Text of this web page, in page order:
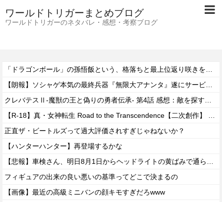
ワールドトリガーまとめブログ
ワールドトリガーのネタバレ・感想・考察ブログ
正直ザ・ビートルズって過大評価されすぎじゃねないか？
【ハンターハンター】再登場するかな
フィギュアの出来の良い悪いの基準ってどこで決まるの
【画像】最近の高級ミニバンの顔キモすぎだろwww